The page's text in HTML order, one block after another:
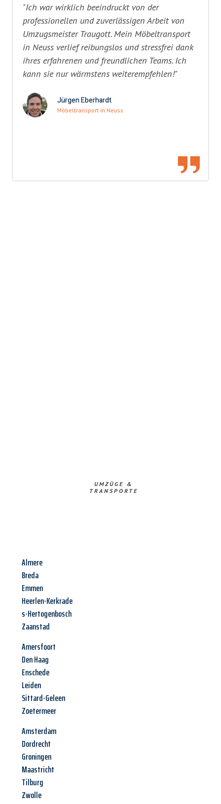
"Ich war wirklich beeindruckt von der
professionellen und zuverlässigen Arbeit von
Umzugsmeister Traugott. Mein Möbeltransport
in Neuss verlief reibungslos und stressfrei dank
ihres erfahrenen und freundlichen Teams. Ich
kann sie nur wärmstens weiterempfehlen!"
Jürgen Eberhardt
Möbeltransport in Neuss
UMZÜGE &
TRANSPORTE
Almere
Breda
Emmen
Heerlen-Kerkrade
s-Hertogenbosch
Zaanstad
Amersfoort
Den Haag
Enschede
Leiden
Sittard-Geleen
Zoetermeer
Amsterdam
Dordrecht
Groningen
Maastricht
Tilburg
Zwolle